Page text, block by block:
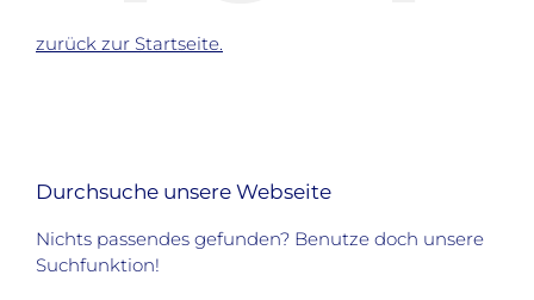
zurück zur Startseite.
Durchsuche unsere Webseite
Nichts passendes gefunden? Benutze doch unsere
Suchfunktion!